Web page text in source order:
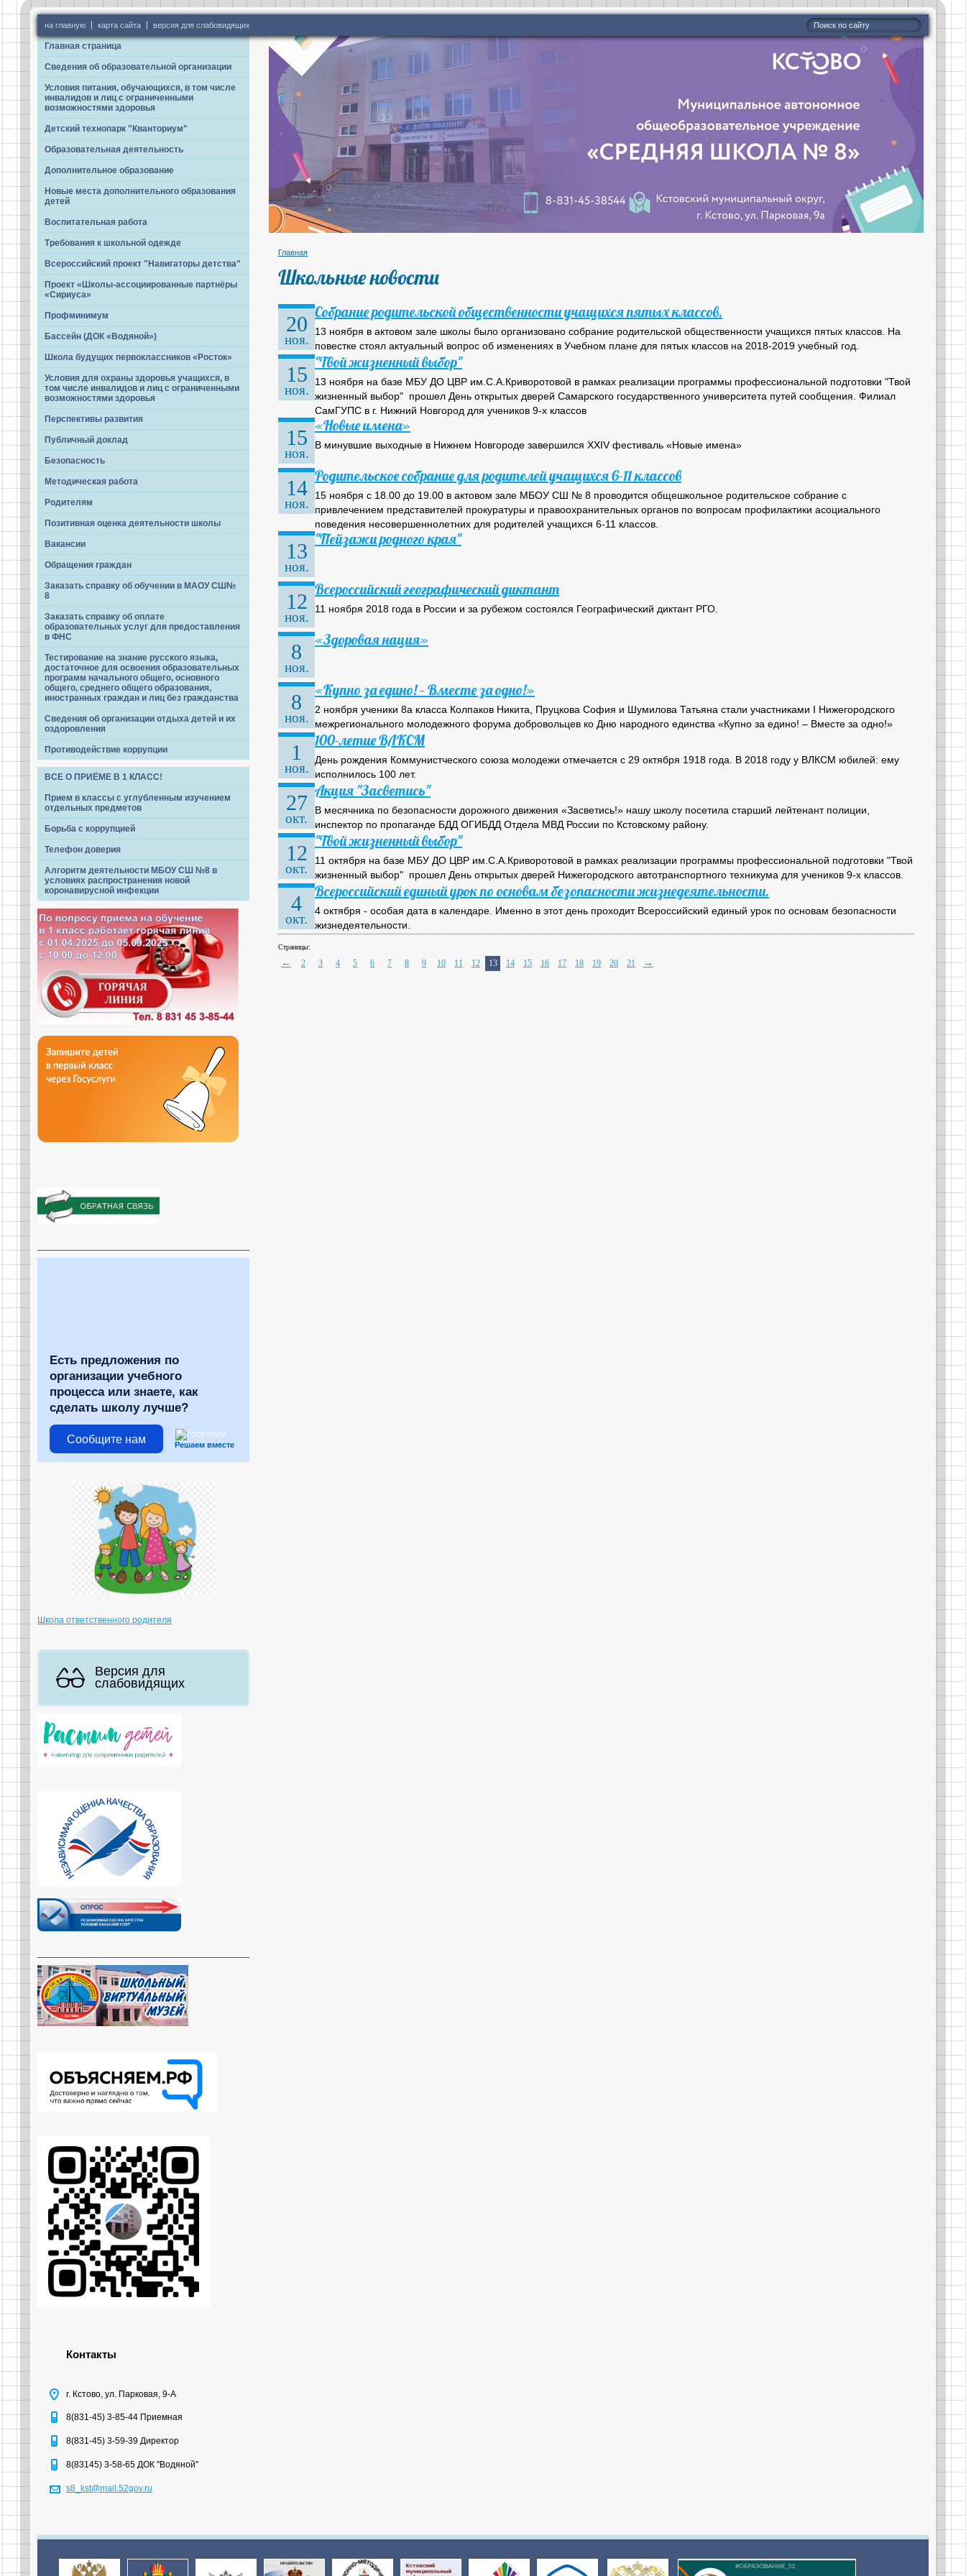
на главную карта сайта версия для слабовидящих
Главная страница
Сведения об образовательной организации
Условия питания, обучающихся, в том числе
инвалидов и лиц с ограниченными
возможностями здоровья
Детский технопарк "Кванториум"
Образовательная деятельность
Дополнительное образование
Новые места дополнительного образования
детей
Воспитательная работа
Требования к школьной одежде
Всероссийский проект "Навигаторы детства"
Проект «Школы-ассоциированные партнёры
«Сириуса»
Профминимум
Бассейн (ДОК «Водяной»)
Школа будущих первоклассников «Росток»
Условия для охраны здоровья учащихся, в
том числе инвалидов и лиц с ограниченными
возможностями здоровья
Перспективы развития
Публичный доклад
Безопасность
Методическая работа
Родителям
Позитивная оценка деятельности школы
Вакансии
Обращения граждан
Заказать справку об обучении в МАОУ СШ№
8
Заказать справку об оплате
образовательных услуг для предоставления
в ФНС
Тестирование на знание русского языка,
достаточное для освоения образовательных
программ начального общего, основного
общего, среднего общего образования,
иностранных граждан и лиц без гражданства
Сведения об организации отдыха детей и их
оздоровления
Противодействие коррупции
ВСЕ О ПРИЁМЕ В 1 КЛАСС!
Прием в классы с углубленным изучением
отдельных предметов
Борьба с коррупцией
Телефон доверия
Алгоритм деятельности МБОУ СШ №8 в
условиях распространения новой
коронавирусной инфекции
Есть предложения по
организации учебного
процесса или знаете, как
сделать школу лучше?
Сообщите нам Решаем вместе
Школа ответственного родителя
Версия для
слабовидящих
Контакты
г. Кстово, ул. Парковая, 9-А
8(831-45) 3-85-44 Приемная
8(831-45) 3-59-39 Директор
8(83145) 3-58-65 ДОК "Водяной"
s8_kst@mail.52gov.ru
Главная
Школьные новости
20
ноя.
Собрание родительской общественности учащихся пятых классов.
13 ноября в актовом зале школы было организовано собрание родительской общественности учащихся пятых классов. На
повестке стоял актуальный вопрос об изменениях в Учебном плане для пятых классов на 2018-2019 учебный год.
15
ноя.
"Твой жизненный выбор"
13 ноября на базе МБУ ДО ЦВР им.С.А.Криворотовой в рамках реализации программы профессиональной подготовки "Твой
жизненный выбор" прошел День открытых дверей Самарского государственного университета путей сообщения. Филиал
СамГУПС в г. Нижний Новгород для учеников 9-х классов
15
ноя.
«Новые имена»
В минувшие выходные в Нижнем Новгороде завершился XXIV фестиваль «Новые имена»
14
ноя.
Родительское собрание для родителей учащихся 6-11 классов
15 ноября с 18.00 до 19.00 в актовом зале МБОУ СШ № 8 проводится общешкольное родительское собрание с
привлечением представителей прокуратуры и правоохранительных органов по вопросам профилактики асоциального
поведения несовершеннолетних для родителей учащихся 6-11 классов.
13
ноя.
"Пейзажи родного края"
12
ноя.
Всероссийский географический диктант
11 ноября 2018 года в России и за рубежом состоялся Географический диктант РГО.
8
ноя.
«Здоровая нация»
8
ноя.
«Купно за едино! – Вместе за одно!»
2 ноября ученики 8а класса Колпаков Никита, Пруцкова София и Шумилова Татьяна стали участниками I Нижегородского
межрегионального молодежного форума добровольцев ко Дню народного единства «Купно за едино! – Вместе за одно!»
1
ноя.
100-летие ВЛКСМ
День рождения Коммунистческого союза молодежи отмечается с 29 октября 1918 года. В 2018 году у ВЛКСМ юбилей: ему
исполнилось 100 лет.
27
окт.
Акция "Засветись"
В месячника по безопасности дорожного движения «Засветись!» нашу школу посетила старший лейтенант полиции,
инспектор по пропаганде БДД ОГИБДД Отдела МВД России по Кстовскому району.
12
окт.
"Твой жизненный выбор"
11 октября на базе МБУ ДО ЦВР им.С.А.Криворотовой в рамках реализации программы профессиональной подготовки "Твой
жизненный выбор" прошел День открытых дверей Нижегородского автотранспортного техникума для учеников 9-х классов.
4
окт.
Всероссийский единый урок по основам безопасности жизнедеятельности.
4 октября - особая дата в календаре. Именно в этот день проходит Всероссийский единый урок по основам безопасности
жизнедеятельности.
Страницы:
← 2 3 4 5 6 7 8 9 10 11 12 13 14 15 16 17 18 19 20 21 →